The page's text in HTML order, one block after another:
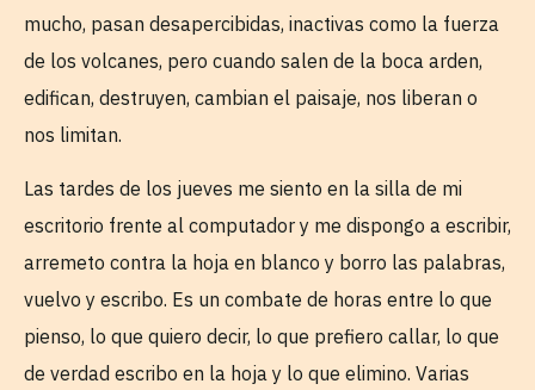
mucho, pasan desapercibidas, inactivas como la fuerza
de los volcanes, pero cuando salen de la boca arden,
edifican, destruyen, cambian el paisaje, nos liberan o
nos limitan.
Las tardes de los jueves me siento en la silla de mi
escritorio frente al computador y me dispongo a escribir,
arremeto contra la hoja en blanco y borro las palabras,
vuelvo y escribo. Es un combate de horas entre lo que
pienso, lo que quiero decir, lo que prefiero callar, lo que
de verdad escribo en la hoja y lo que elimino. Varias